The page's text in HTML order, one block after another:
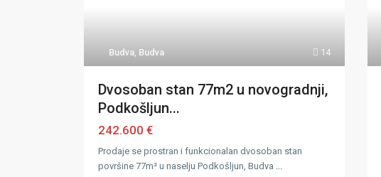
14
Budva, Budva
Dvosoban stan 77m2 u novogradnji,
Podkošljun...
242.600 €
Prodaje se prostran i funkcionalan dvosoban stan
površine 77m² u naselju Podkošljun, Budva ...